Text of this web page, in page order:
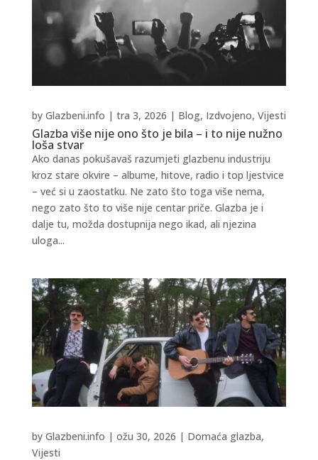
Glazba više nije ono što je bila – i to nije nužno
loša stvar
by Glazbeni.info | tra 3, 2026 | Blog, Izdvojeno, Vijesti
Ako danas pokušavaš razumjeti glazbenu industriju
kroz stare okvire – albume, hitove, radio i top ljestvice
– već si u zaostatku. Ne zato što toga više nema,
nego zato što to više nije centar priče. Glazba je i
dalje tu, možda dostupnija nego ikad, ali njezina
uloga...
by Glazbeni.info | ožu 30, 2026 | Domaća glazba,
Vijesti